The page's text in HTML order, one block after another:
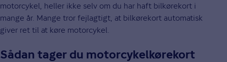
motorcykel, heller ikke selv om du har haft bilkørekort i
mange år. Mange tror fejlagtigt, at bilkørekort automatisk
giver ret til at køre motorcykel.
Sådan tager du motorcykelkørekort